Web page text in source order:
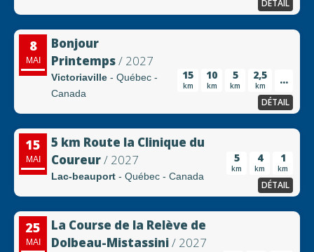
DÉTAIL
8
MAI
Bonjour
Printemps/ 2027
Victoriaville - Québec -
Canada
15
km
10
km
5
km
2,5
km ...
DÉTAIL
15
MAI
5 km Route la Clinique du
Coureur/ 2027
Lac-beauport - Québec - Canada
5
km
4
km
1
km
DÉTAIL
25
MAI
La Course de la Relève de
Dolbeau-Mistassini/ 2027